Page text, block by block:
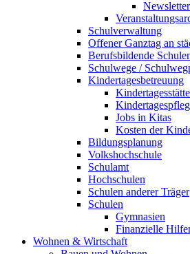
Schulverwaltung
Offener Ganztag an
Berufsbildende
Schulwege /
Kindertagesbetreuung
Jobs in Kitas
Kosten der
Bildungsplanung
Volkshochschule
Schulamt
Hochschulen
Schulen anderer Träger
Schulen
Gymnasien
Finanzielle
Wohnen & Wirtschaft